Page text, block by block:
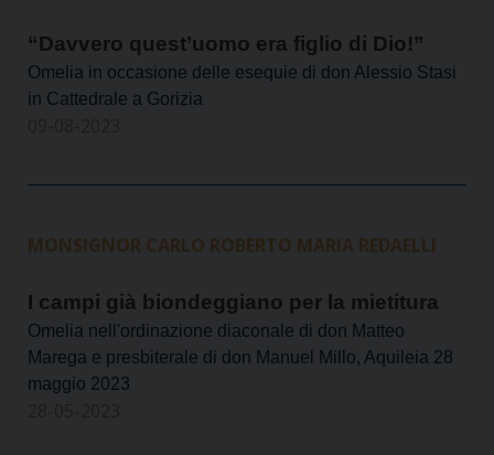
“Davvero quest’uomo era figlio di Dio!”
Omelia in occasione delle esequie di don Alessio Stasi
in Cattedrale a Gorizia
MONSIGNOR CARLO ROBERTO MARIA REDAELLI
I campi già biondeggiano per la mietitura
Omelia nell'ordinazione diaconale di don Matteo
Marega e presbiterale di don Manuel Millo, Aquileia 28
maggio 2023